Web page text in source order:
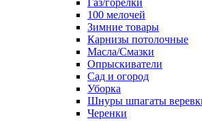
Газ/горелки
100 мелочей
Зимние товары
Карнизы потолочные
Масла/Смазки
Опрыскиватели
Сад и огород
Уборка
Шнуры шпагаты
Черенки